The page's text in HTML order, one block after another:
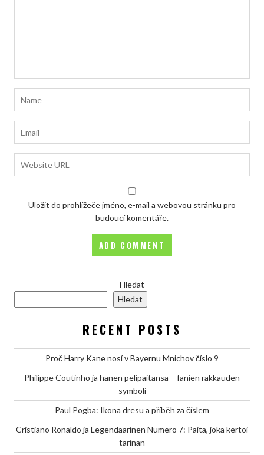
Uložit do prohlížeče jméno, e-mail a webovou stránku pro
budoucí komentáře.
Hledat
Hledat
RECENT POSTS
Proč Harry Kane nosí v Bayernu Mnichov číslo 9
Philippe Coutinho ja hänen pelipaitansa – fanien rakkauden
symboli
Paul Pogba: Ikona dresu a příběh za číslem
Cristiano Ronaldo ja Legendaarinen Numero 7: Paita, joka kertoi
tarinan